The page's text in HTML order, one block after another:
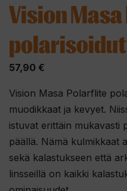
Vision
57,90 €
Vision Masa Polarflite
muodikkaat ja kevyet.
istuvat erittäin mukavasti
päällä. Nämä kulmikkaat
sekä kalastukseen että
linsseillä on kaikki